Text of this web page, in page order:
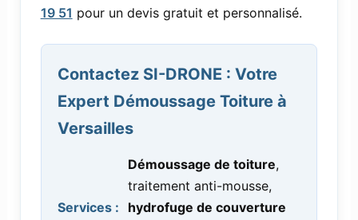
19 51 pour un devis gratuit et personnalisé.
Contactez SI-DRONE : Votre
Expert Démoussage Toiture à
Versailles
Services :
Démoussage de toiture,
traitement anti-mousse,
hydrofuge de couverture